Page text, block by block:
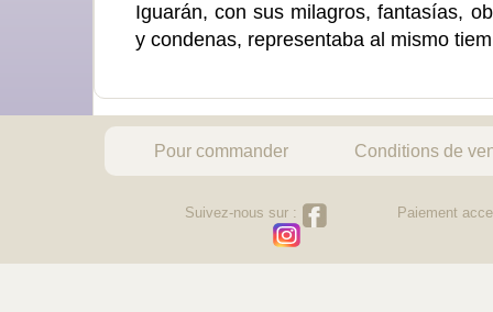
Iguarán, con sus milagros, fantasías,
y condenas, representaba al mismo
Pour commander Conditions de
Suivez-nous sur : Paiement